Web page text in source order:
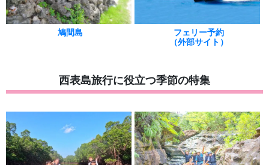
鳩間島
フェリー予約
（外部サイト）
西表島旅行に役立つ季節の特集